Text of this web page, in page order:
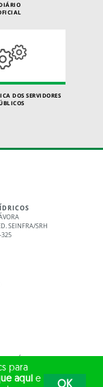
DOS SERVIDORES
SEINFRA/SRH
325
para
aqui e